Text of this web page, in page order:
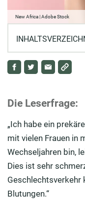
New Africa | Adobe Stock
Die Ursachen
Natürliche Hilfe
Prävention: So
vor
Liebesleben
Die Leserfrage:
„Ich habe ein
mit vielen Frauen in
Wechseljahren bin,
Dies ist sehr
Geschlechtsverkehr
Blutungen.“